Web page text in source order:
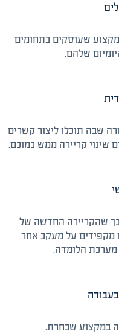
שעוסקים בתחומים
שלהם.
שבה תוכלו ליצור קשרים
שינוי קריירה ממש כמוכם.
שהקריירה החדשה של
מקפידים על מעקב אחר
הלומדה.
במקצוע שבחרת.